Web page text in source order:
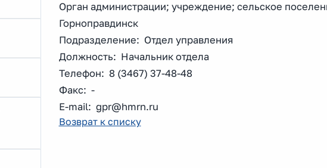
Орган администрации; учреждение; сельское
Горноправдинск
Подразделение: Отдел управления
Должность: Начальник отдела
Телефон: 8 (3467) 37-48-48
Факс: -
E-mail: gpr@hmrn.ru
Возврат к списку